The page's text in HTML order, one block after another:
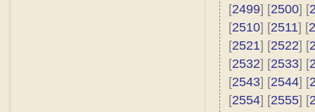
[2499] [2500] [
[2510] [2511] [
[2521] [2522] [
[2532] [2533] [
[2543] [2544] [
[2554] [2555] [